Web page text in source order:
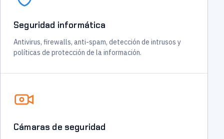
Seguridad informática
Antivirus, firewalls, anti-spam, detección de intrusos y
políticas de protección de la información.
Cámaras de seguridad